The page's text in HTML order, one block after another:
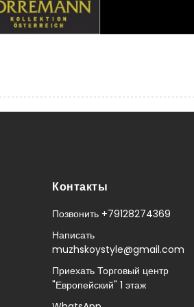
Контакты
Позвонить +79128274369
Написать
muzhskoystyle@gmail.com
Приехать Торговый центр
"Европейский" 1 этаж